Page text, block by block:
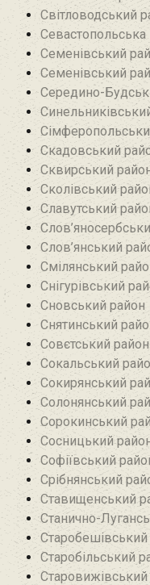
Світловодський
Севастопольська
Семенівський
Семенівський
Середино-
Скадовський
Сквирський
Сколівський
Славутський
Слов’янський
Смілянський
Снігурівський
Сновський район
Снятинський
Совєтський район
Сокальський
Сокирянський
Солонянський
Сорокинський
Сосницький
Софіївський
Срібнянський
Ставищенський
Станично-
Старобешівський
Старобільський
Старовижівський